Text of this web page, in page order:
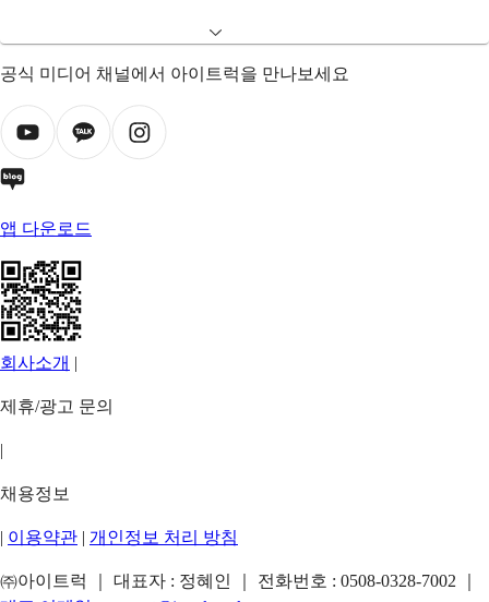
공식 미디어 채널에서 아이트럭을 만나보세요
앱 다운로드
회사소개 |
제휴/광고 문의
|
채용정보
| 이용약관 | 개인정보 처리 방침
㈜아이트럭 ｜ 대표자 : 정혜인 ｜ 전화번호 : 0508-0328-7002